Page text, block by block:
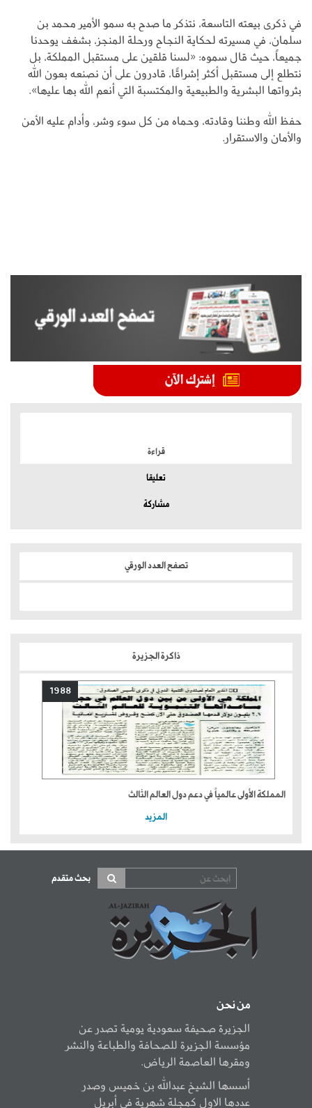
في ذكرى بيعته التاسعة، نتذكر ما صدح به سمو الأمير محمد بن
سلمان، في مسيرته لحكاية النجاح ورحلة المنجز، بشغف يوحدنا
جميعاً، حيث قال سموه: «لسنا قلقين على مستقبل المملكة، بل
نتطلع إلى مستقبل أكثر إشراقًا، قادرون على أن نصنعه بعون الله
بثرواتها البشرية والطبيعية والمكتسبة التي أنعم الله بها عليها».
حفظ الله وطننا وقادته، وحماه من كل سوء وشر، وأدام عليه الأمن
والأمان والاستقرار.
قراءة
تعليقا
مشاركة
تصفح العدد الورقي
ذاكرة الجزيرة
1988
المملكة الأولى عالمياً في دعم دول العالم الثالث
المزيد
بحث متقدم
من نحن
الجزيرة صحيفة سعودية يومية تصدر عن
مؤسسة الجزيرة للصحافة والطباعة والنشر
ومقرها العاصمة الرياض.
أسسها الشيخ عبدالله بن خميس وصدر
عددها الاول كمجلة شهرية في أبريل